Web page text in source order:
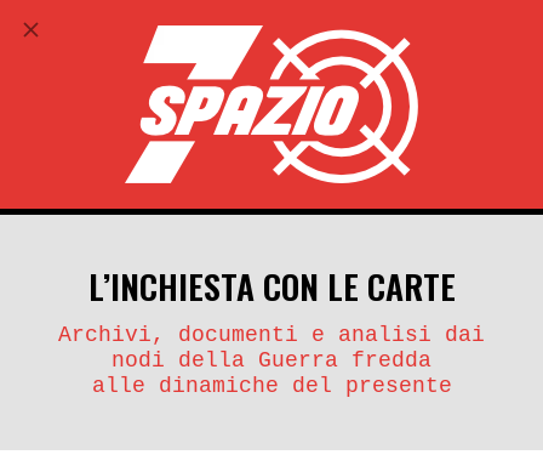
ABBONATI
search account_circle
L’INCHIESTA CON LE CARTE
Archivi, documenti e analisi dai
nodi della Guerra fredda
alle dinamiche del presente